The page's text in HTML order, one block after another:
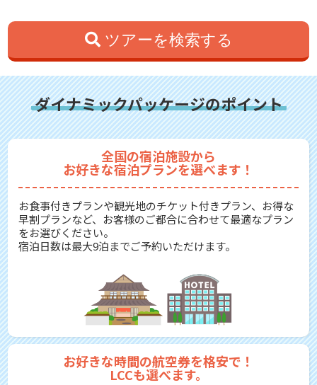
ツアーを検索する
ダイナミックパッケージのポイント
全国の宿泊施設から
お好きな宿泊プランを選べます！
お食事付きプランや観光地のチケット付きプラン、お得な
早割プランなど、お客様のご都合に合わせて最適なプラン
をお選びください。
宿泊日数は最大9泊までご予約いただけます。
お好きな時間の航空券を格安で！
LCCも選べます。